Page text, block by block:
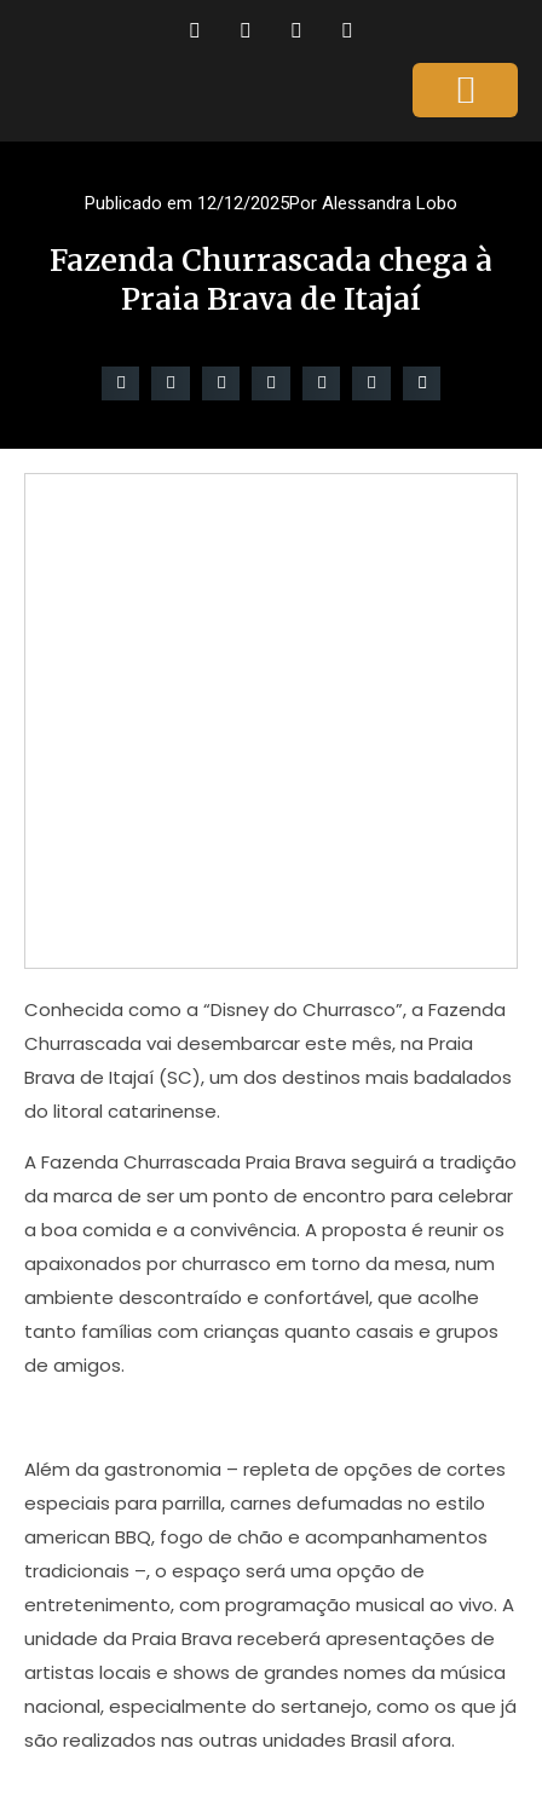
Publicado em 12/12/2025Por Alessandra Lobo
Fazenda Churrascada chega à
Praia Brava de Itajaí
Conhecida como a “Disney do Churrasco”, a Fazenda
Churrascada vai desembarcar este mês, na Praia
Brava de Itajaí (SC), um dos destinos mais badalados
do litoral catarinense.
A Fazenda Churrascada Praia Brava seguirá a tradição
da marca de ser um ponto de encontro para celebrar
a boa comida e a convivência. A proposta é reunir os
apaixonados por churrasco em torno da mesa, num
ambiente descontraído e confortável, que acolhe
tanto famílias com crianças quanto casais e grupos
de amigos.
Além da gastronomia – repleta de opções de cortes
especiais para parrilla, carnes defumadas no estilo
american BBQ, fogo de chão e acompanhamentos
tradicionais –, o espaço será uma opção de
entretenimento, com programação musical ao vivo. A
unidade da Praia Brava receberá apresentações de
artistas locais e shows de grandes nomes da música
nacional, especialmente do sertanejo, como os que já
são realizados nas outras unidades Brasil afora.